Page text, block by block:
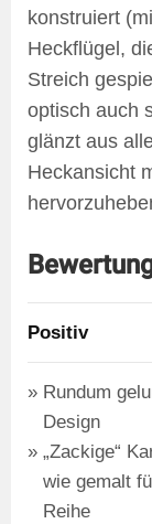
konstruiert
Heckflügel,
Streich
optisch auch
glänzt aus
Heckansicht
Positiv
Rundum
Design
„Zackige“
wie gemalt
Reihe